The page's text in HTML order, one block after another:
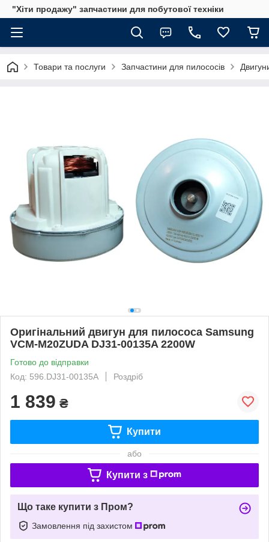
"Хіти продажу" запчастини для побутової техніки
Товари та послуги Запчастини для пилососів
Оригінальний двигун для пилососа Samsung
VCM-M20ZUDA DJ31-00135A 2200W
Готово до відправки
Код: 596.DJ31-00135A
Роздріб
1 839 ₴
Купити
або
Купити з
Що таке купити з Пром?
Замовлення під захистом